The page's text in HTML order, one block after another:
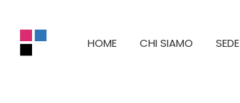
HOME CHI SIAMO SEDE